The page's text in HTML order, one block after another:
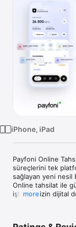
iPhone, iPad
Payfoni Online
süreçlerini tek
sağlayan yeni nesil
Online tahsilat ile
işletmenizin dijital
more